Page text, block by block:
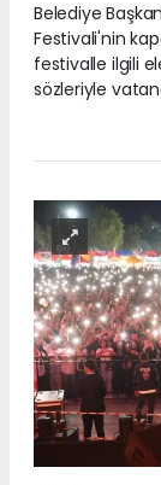
Belediye
Festivali'nin
festivalle ilgili
sözleriyle